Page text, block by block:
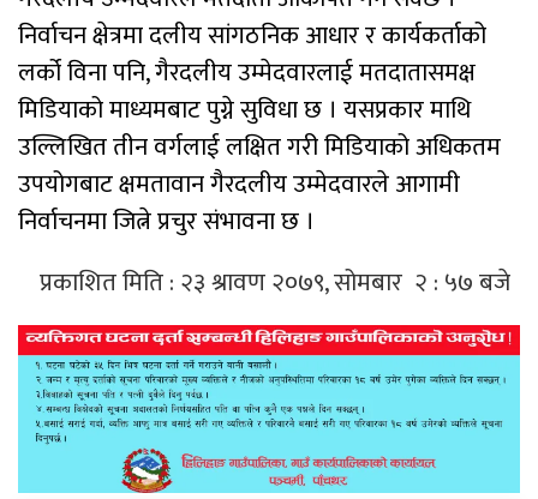
निर्वाचन क्षेत्रमा दलीय सांगठनिक आधार र कार्यकर्ताको
लर्को विना पनि, गैरदलीय उम्मेदवारलाई मतदातासमक्ष
मिडियाको माध्यमबाट पुग्ने सुविधा छ । यसप्रकार माथि
उल्लिखित तीन वर्गलाई लक्षित गरी मिडियाको अधिकतम
उपयोगबाट क्षमतावान गैरदलीय उम्मेदवारले आगामी
निर्वाचनमा जित्ने प्रचुर संभावना छ ।
प्रकाशित मिति : २३ श्रावण २०७९, सोमबार २ : ५७ बजे